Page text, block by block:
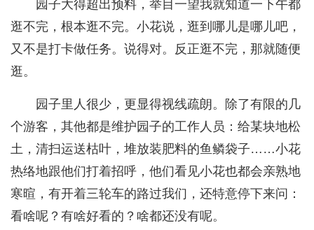
园子大得超出预料，举目一望我就知道一下午都
逛不完，根本逛不完。小花说，逛到哪儿是哪儿吧，
又不是打卡做任务。说得对。反正逛不完，那就随便
逛。
园子里人很少，更显得视线疏朗。除了有限的几
个游客，其他都是维护园子的工作人员：给某块地松
土，清扫运送枯叶，堆放装肥料的鱼鳞袋子……小花
热络地跟他们打着招呼，他们看见小花也都会亲熟地
寒暄，有开着三轮车的路过我们，还特意停下来问：
看啥呢？有啥好看的？啥都还没有呢。